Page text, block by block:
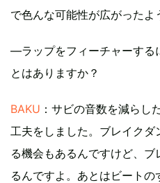
で色んな可能性が広がったよ
―ラップをフィーチャーする
とはありますか？
BAKU ：サビの音数を減らし
工夫をしました。ブレイク
る機会もあるんですけど、
るんですよ。あとはビート